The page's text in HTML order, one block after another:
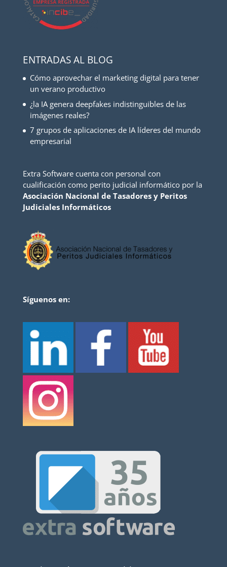
ENTRADAS AL BLOG
Cómo aprovechar el marketing digital para tener
un verano productivo
¿la IA genera deepfakes indistinguibles de las
imágenes reales?
7 grupos de aplicaciones de IA líderes del mundo
empresarial
Extra Software cuenta con personal con
cualificación como perito judicial informático por la
Asociación Nacional de Tasadores y Peritos
Judiciales Informáticos
Síguenos en: